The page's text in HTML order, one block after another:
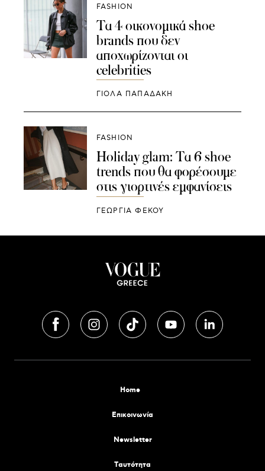
FASHION
Τα 4 οικονομικά shoe
brands που δεν
αποχωρίζονται οι
celebrities
ΓΙΌΛΑ ΠΑΠΑΔΆΚΗ
FASHION
Holiday glam: Tα 6 shoe
trends που θα φορέσουμε
στις γιορτινές εμφανίσεις
ΓΕΩΡΓΙΑ ΦΕΚΟΥ
Home
Επικοινωνία
Newsletter
Tαυτότητα